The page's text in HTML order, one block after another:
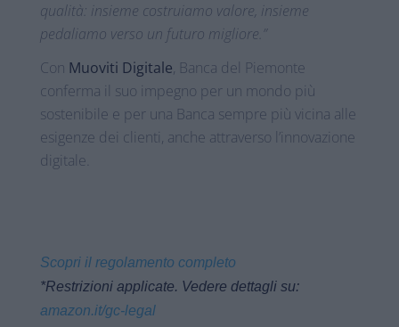
qualità: insieme costruiamo valore, insieme
pedaliamo verso un futuro migliore.”
Con Muoviti Digitale, Banca del Piemonte
conferma il suo impegno per un mondo più
sostenibile e per una Banca sempre più vicina alle
esigenze dei clienti, anche attraverso l’innovazione
digitale.
Scopri il regolamento completo
*Restrizioni applicate. Vedere dettagli su:
amazon.it/gc-legal